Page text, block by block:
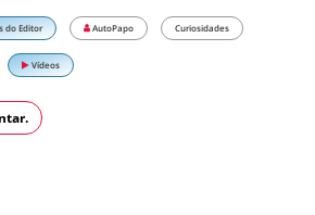
do Editor AutoPapo Curiosidades
Vídeos